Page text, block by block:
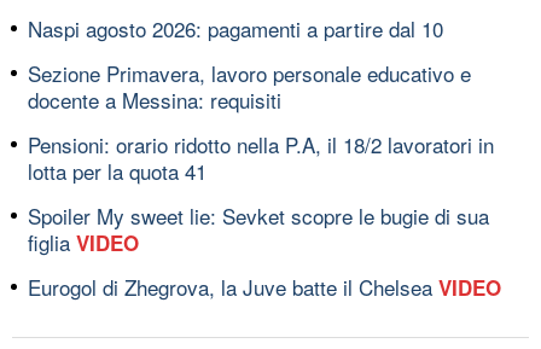
Naspi agosto 2026: pagamenti a partire dal 10
Sezione Primavera, lavoro personale educativo e
docente a Messina: requisiti
Pensioni: orario ridotto nella P.A, il 18/2 lavoratori in
lotta per la quota 41
Spoiler My sweet lie: Sevket scopre le bugie di sua
figlia VIDEO
Eurogol di Zhegrova, la Juve batte il Chelsea VIDEO